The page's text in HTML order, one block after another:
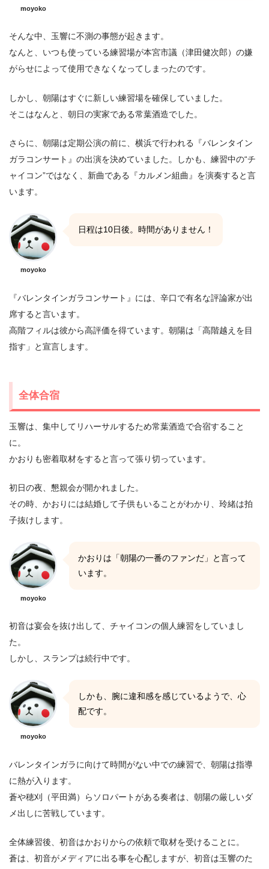
moyoko
そんな中、玉響に不測の事態が起きます。
なんと、いつも使っている練習場が本宮市議（津田健次郎）の嫌
がらせによって使用できなくなってしまったのです。
しかし、朝陽はすぐに新しい練習場を確保していました。
そこはなんと、朝日の実家である常葉酒造でした。
さらに、朝陽は定期公演の前に、横浜で行われる『バレンタイン
ガラコンサート』の出演を決めていました。しかも、練習中の“チ
ャイコン”ではなく、新曲である『カルメン組曲』を演奏すると言
います。
moyoko
日程は10日後。時間がありません！
『バレンタインガラコンサート』には、辛口で有名な評論家が出
席すると言います。
高階フィルは彼から高評価を得ています。朝陽は「高階越えを目
指す」と宣言します。
全体合宿
玉響は、集中してリハーサルするため常葉酒造で合宿すること
に。
かおりも密着取材をすると言って張り切っています。
初日の夜、懇親会が開かれました。
その時、かおりには結婚して子供もいることがわかり、玲緒は拍
子抜けします。
moyoko
かおりは「朝陽の一番のファンだ」と言って
います。
初音は宴会を抜け出して、チャイコンの個人練習をしていまし
た。
しかし、スランプは続行中です。
moyoko
しかも、腕に違和感を感じているようで、心
配です。
バレンタインガラに向けて時間がない中での練習で、朝陽は指導
に熱が入ります。
蒼や穂刈（平田満）らソロパートがある奏者は、朝陽の厳しいダ
メ出しに苦戦しています。
全体練習後、初音はかおりからの依頼で取材を受けることに。
蒼は、初音がメディアに出る事を心配しますが、初音は玉響のた